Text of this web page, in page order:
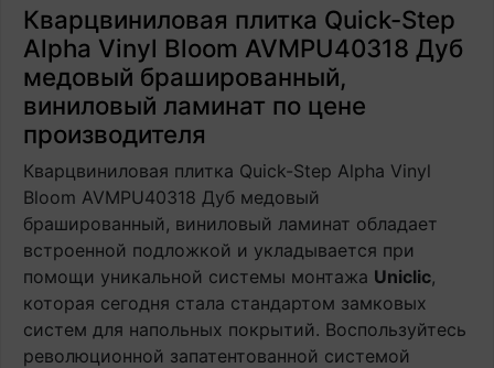
Кварцвиниловая плитка Quick-Step
Alpha Vinyl Bloom AVMPU40318 Дуб
медовый брашированный,
виниловый ламинат по цене
производителя
Кварцвиниловая плитка Quick-Step Alpha Vinyl
Bloom AVMPU40318 Дуб медовый
брашированный, виниловый ламинат обладает
встроенной подложкой и укладывается при
помощи уникальной системы монтажа Uniclic,
которая сегодня стала стандартом замковых
систем для напольных покрытий. Воспользуйтесь
революционной запатентованной системой